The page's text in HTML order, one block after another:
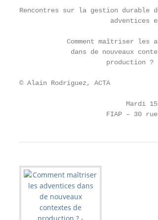
Rencontres sur la gestion durable
adventices
Comment maîtriser les
dans de nouveaux
                      production ?
© Alain Rodriguez, ACTA
Mardi
FIAP – 30